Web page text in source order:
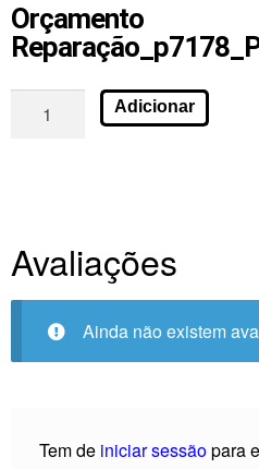
Orçamento
Adicionar
Avaliações
Ainda não existem
Tem de iniciar sessãopara